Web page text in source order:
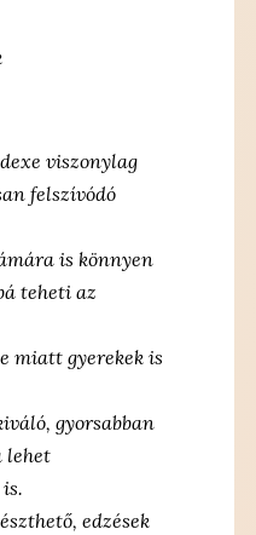
viszonylag
felszívódó
is könnyen
teheti az
miatt gyerekek is
gyorsabban
lehet
edzések